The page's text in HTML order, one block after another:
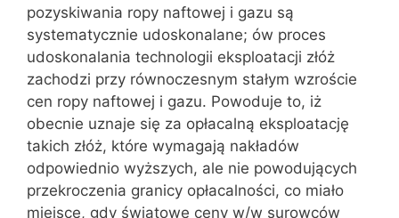
pozyskiwania ropy naftowej i gazu są
systematycznie udoskonalane; ów proces
udoskonalania technologii eksploatacji złóż
zachodzi przy równoczesnym stałym wzroście
cen ropy naftowej i gazu. Powoduje to, iż
obecnie uznaje się za opłacalną eksploatację
takich złóż, które wymagają nakładów
odpowiednio wyższych, ale nie powodujących
przekroczenia granicy opłacalności, co miało
miejsce, gdy światowe ceny w/w surowców